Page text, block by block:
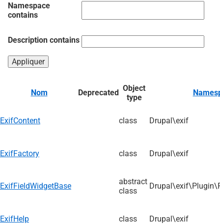
Namespace
contains
Description contains
Nom Deprecated Object
type
ExifContent class Drupal\exif
ExifFactory class Drupal\exif
ExifFieldWidgetBase
abstract
class
ExifHelp class Drupal\exif